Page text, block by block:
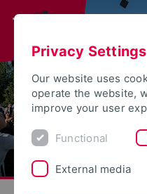
Privacy Settings
Our website uses
operate the website,
improve your user
Functional
External media